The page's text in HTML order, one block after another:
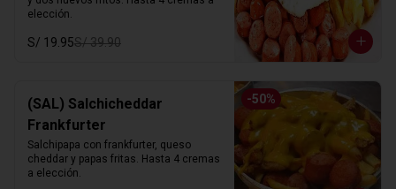
elección.
S/ 19.95S/ 39.90
-50%
(SAL) Salchicheddar
Frankfurter
Salchipapa con frankfurter, queso
cheddar y papas fritas. Hasta 4 cremas
a elección.